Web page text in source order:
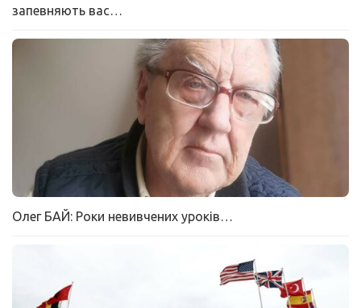
запевняють вас…
Олег БАЙ: Роки невивчених уроків…